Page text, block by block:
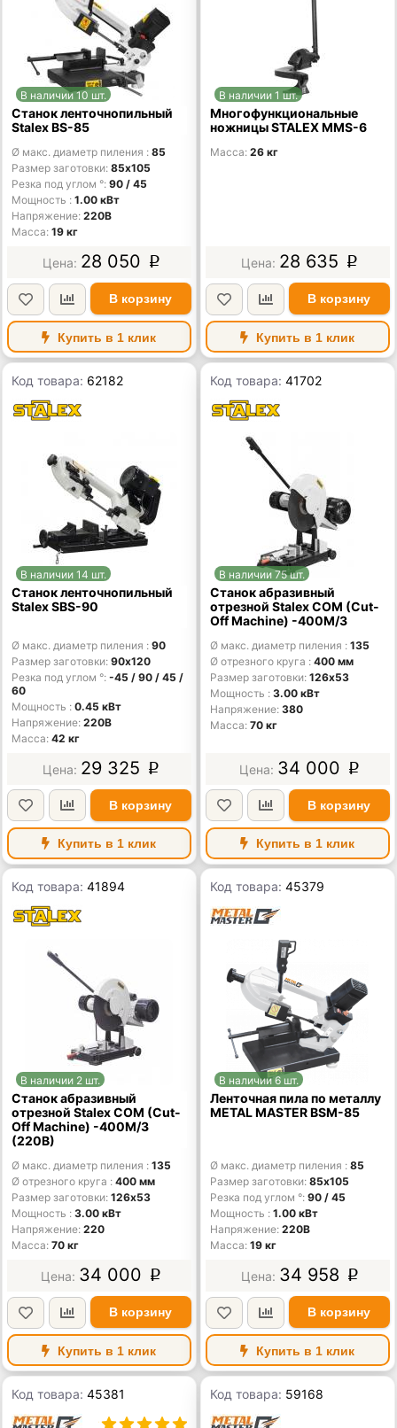
В наличии 10 шт.
Станок ленточнопильный
Stalex BS-85
Ø макс. диаметр пиления
85
Размер заготовки 85х105
Резка под углом ° 90 / 45
Мощность
1.00 кВт
Напряжение 220В
Масса 19 кг
28 050 p
В корзину
Купить в 1 клик
В наличии 1 шт.
Многофункциональные
ножницы STALEX MMS-6
Масса 26 кг
28 635 p
В корзину
Купить в 1 клик
Код товара: 62182
В наличии 14 шт.
Станок ленточнопильный
Stalex SBS-90
Ø макс. диаметр пиления
90
Размер заготовки 90x120
Резка под углом ° -45 / 90 / 45 /
60
Мощность
0.45 кВт
Напряжение 220В
Масса 42 кг
29 325 p
В корзину
Купить в 1 клик
Код товара:41702
В наличии 75 шт.
Станок абразивный
отрезной Stalex COM (Cut-
Off Machine) -400M/3
Ø макс. диаметр пиления
135
Ø отрезного круга
400 мм
Размер заготовки 126х53
Мощность
3.00 кВт
Напряжение 380
Масса 70 кг
34 000 p
В корзину
Купить в 1 клик
Код товара:41894
В наличии 2 шт.
Станок абразивный
отрезной Stalex COM (Cut-
Off Machine) -400M/3
(220В)
Ø макс. диаметр пиления
135
Ø отрезного круга
400 мм
Размер заготовки 126х53
Мощность
3.00 кВт
Напряжение 220
Масса 70 кг
34 000 p
В корзину
Купить в 1 клик
Код товара:45379
В наличии 6 шт.
Ленточная пила по металлу
METAL MASTER BSM-85
Ø макс. диаметр пиления
85
Размер заготовки 85х105
Резка под углом ° 90 / 45
Мощность
1.00 кВт
Напряжение 220В
Масса 19 кг
34 958 p
В корзину
Купить в 1 клик
Код товара:45381 Код товара: 59168